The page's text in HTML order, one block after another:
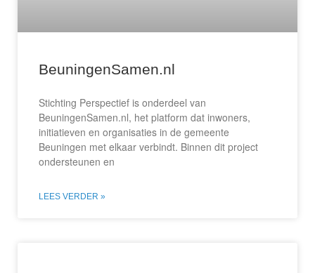
BeuningenSamen.nl
Stichting Perspectief is onderdeel van
BeuningenSamen.nl, het platform dat inwoners,
initiatieven en organisaties in de gemeente
Beuningen met elkaar verbindt. Binnen dit project
ondersteunen en
LEES VERDER »